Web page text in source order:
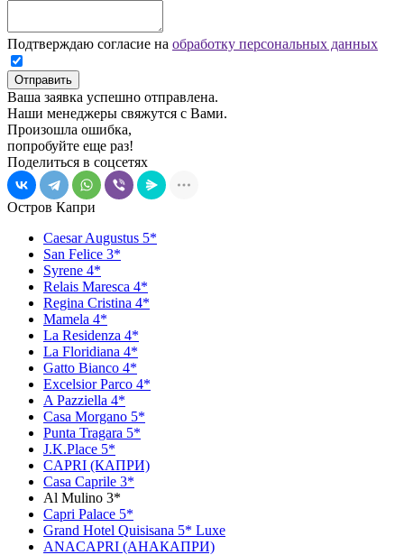
Подтверждаю согласие на обработку персональных данных
Отправить
Ваша заявка успешно отправлена.
Наши менеджеры свяжутся с Вами.
Произошла ошибка,
попробуйте еще раз!
Поделиться в соцсетях
Остров Капри
Caesar Augustus 5*
San Felice 3*
Syrene 4*
Relais Maresca 4*
Regina Cristina 4*
Mamela 4*
La Residenza 4*
La Floridiana 4*
Gatto Bianco 4*
Excelsior Parco 4*
A Pazziella 4*
Casa Morgano 5*
Punta Tragara 5*
J.K.Place 5*
CAPRI (КАПРИ)
Casa Caprile 3*
Al Mulino 3*
Capri Palace 5*
Grand Hotel Quisisana 5* Luxe
ANACAPRI (АНАКАПРИ)